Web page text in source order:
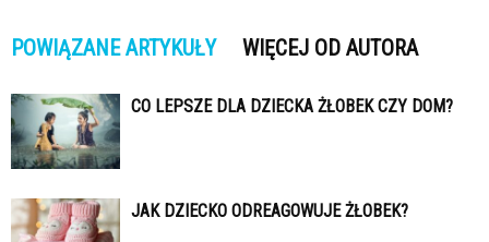
POWIĄZANE ARTYKUŁY WIĘCEJ OD AUTORA
CO LEPSZE DLA DZIECKA ŻŁOBEK CZY DOM?
JAK DZIECKO ODREAGOWUJE ŻŁOBEK?